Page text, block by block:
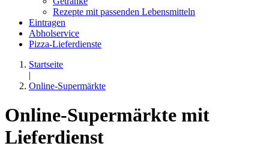
Rezepte mit passenden Lebensmitteln
Eintragen
Abholservice
Pizza-Lieferdienste
Startseite
|
Online-Supermärkte
Online-Supermärkte mit
Lieferdienst